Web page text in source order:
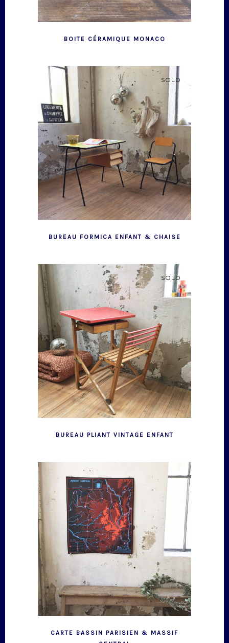
BOITE CÉRAMIQUE MONACO
SOLD
BUREAU FORMICA ENFANT & CHAISE
SOLD
BUREAU PLIANT VINTAGE ENFANT
CARTE BASSIN PARISIEN & MASSIF